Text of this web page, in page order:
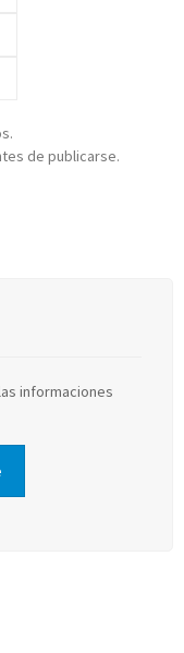
de publicarse.
informaciones